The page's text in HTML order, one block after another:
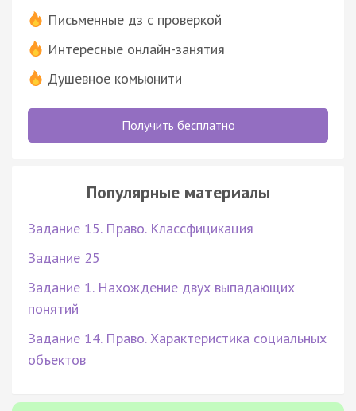
Письменные дз с проверкой
Интересные онлайн-занятия
Душевное комьюнити
Получить бесплатно
Популярные материалы
Задание 15. Право. Классфицикация
Задание 25
Задание 1. Нахождение двух выпадающих
понятий
Задание 14. Право. Характеристика социальных
объектов